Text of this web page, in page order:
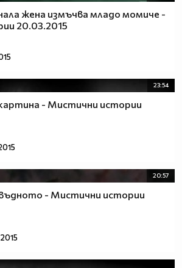
жена измъчва младо момиче -
20.03.2015
23:54
- Мистични истории
20:57
- Мистични истории